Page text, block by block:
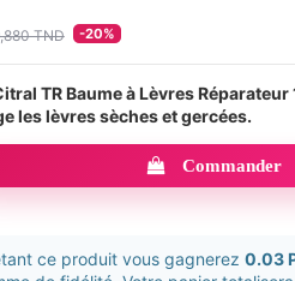
TND -20%
TR Baume à Lèvres
les lèvres sèches et gercées.
Commander
ce produit vous gagnerez 0.03